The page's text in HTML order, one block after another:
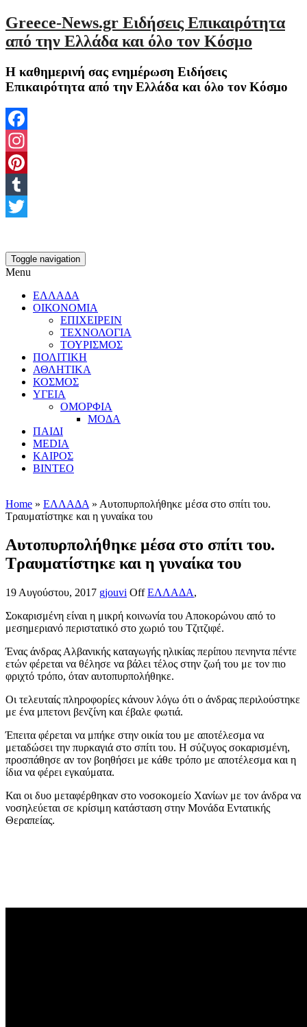
Greece-News.gr Ειδήσεις Επικαιρότητα
από την Ελλάδα και όλο τον Κόσμο
Η καθημερινή σας ενημέρωση Ειδήσεις
Επικαιρότητα από την Ελλάδα και όλο τον Κόσμο
Facebook
Instagram
Pinterest
Tumblr
Toggle navigation
Menu
ΕΛΛΑΔΑ
ΟΙΚΟΝΟΜΙΑ
ΕΠΙΧΕΙΡΕΙΝ
ΤΕΧΝΟΛΟΓΙΑ
ΤΟΥΡΙΣΜΟΣ
ΠΟΛΙΤΙΚΗ
ΑΘΛΗΤΙΚΑ
ΚΟΣΜΟΣ
ΥΓΕΙΑ
ΟΜΟΡΦΙΑ
ΜΟΔΑ
ΠΑΙΔΙ
MEDIA
ΚΑΙΡΟΣ
ΒΙΝΤΕΟ
Home » ΕΛΛΑΔΑ » Αυτοπυρπολήθηκε μέσα στο σπίτι του.
Τραυματίστηκε και η γυναίκα του
Αυτοπυρπολήθηκε μέσα στο σπίτι του.
Τραυματίστηκε και η γυναίκα του
19 Αυγούστου, 2017 gjouvi Off ΕΛΛΑΔΑ,
Σοκαρισμένη είναι η μικρή κοινωνία του Αποκορώνου από το
μεσημεριανό περιστατικό στο χωριό του Τζιτζιφέ.
Ένας άνδρας Αλβανικής καταγωγής ηλικίας περίπου πενηντα πέντε
ετών φέρεται να θέλησε να βάλει τέλος στην ζωή του με τον πιο
φριχτό τρόπο, όταν αυτοπυρπολήθηκε.
Οι τελευταίς πληροφορίες κάνουν λόγω ότι ο άνδρας περιλούστηκε
με ένα μπετονι βενζίνη και έβαλε φωτιά.
Έπειτα φέρεται να μπήκε στην οικία του με αποτέλεσμα να
μεταδώσει την πυρκαγιά στο σπίτι του. Η σύζυγος σοκαρισμένη,
προσπάθησε αν τον βοηθήσει με κάθε τρόπο με αποτέλεσμα και η
ίδια να φέρει εγκαύματα.
Και οι δυο μεταφέρθηκαν στο νοσοκομείο Χανίων με τον άνδρα να
νοσηλεύεται σε κρίσιμη κατάσταση στην Μονάδα Εντατικής
Θεραπείας.